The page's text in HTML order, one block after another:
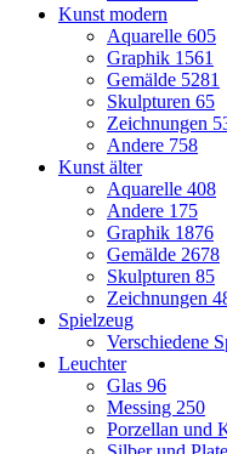
Kunst modern
Aquarelle 605
Graphik 1561
Gemälde 5281
Skulpturen 65
Zeichnungen
Andere 758
Kunst älter
Aquarelle 408
Andere 175
Graphik 1876
Gemälde 2678
Skulpturen 85
Zeichnungen
Spielzeug
Verschiedene
Leuchter
Glas 96
Messing 250
Porzellan und